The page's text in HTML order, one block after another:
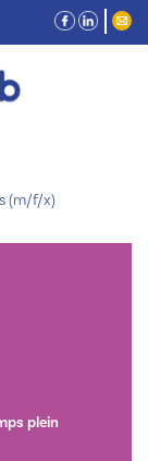
(m/f/x)
plein